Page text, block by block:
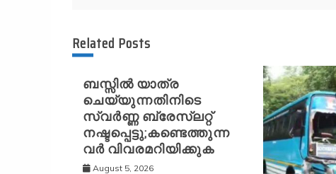
Related Posts
ബസ്സിൽ യാത്ര
ചെയ്യുന്നതിനിടെ
സ്വർണ്ണ ബ്രേസ്‌ലറ്റ്
നഷ്ടപ്പെട്ടു;കണ്ടെത്തുന്ന
വർ വിവരമറിയിക്കുക
August 5, 2026